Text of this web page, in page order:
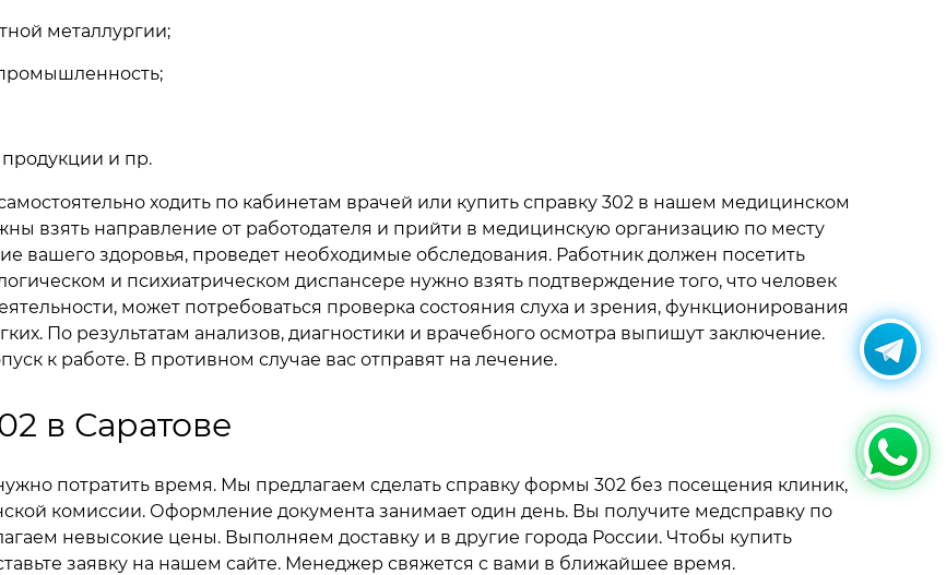
металлургии;
и пр.
ходить по кабинетам врачей или купить справку 302 в нашем медицинском
взять направление от работодателя и прийти в медицинскую организацию по месту
вашего здоровья, проведет необходимые обследования. Работник должен посетить
и психиатрическом диспансере нужно взять подтверждение того, что человек
может потребоваться проверка состояния слуха и зрения, функционирования
По результатам анализов, диагностики и врачебного осмотра выпишут заключение.
к работе. В противном случае вас отправят на лечение.
в Саратове
потратить время. Мы предлагаем сделать справку формы 302 без посещения клиник,
комиссии. Оформление документа занимает один день. Вы получите медсправку по
невысокие цены. Выполняем доставку и в другие города России. Чтобы купить
заявку на нашем сайте. Менеджер свяжется с вами в ближайшее время.